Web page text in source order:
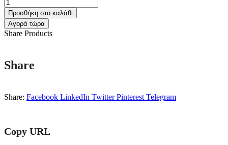
Προσθήκη στο καλάθι
Αγορά τώρα
Share Products
Share
Share: Facebook LinkedIn Twitter Pinterest Telegram
Copy URL